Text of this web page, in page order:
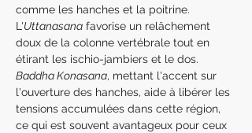
comme les hanches et la poitrine.
L'Uttanasana favorise un relâchement
doux de la colonne vertébrale tout en
étirant les ischio-jambiers et le dos.
Baddha Konasana, mettant l'accent sur
l'ouverture des hanches, aide à libérer les
tensions accumulées dans cette région,
ce qui est souvent avantageux pour ceux